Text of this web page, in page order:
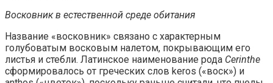
Восковник в естественной среде обитания
Название «восковник» связано с характерным
голубоватым восковым налетом, покрывающим его
листья и стебли. Латинское наименование рода Cerinthe
сформировалось от греческих слов keros («воск») и